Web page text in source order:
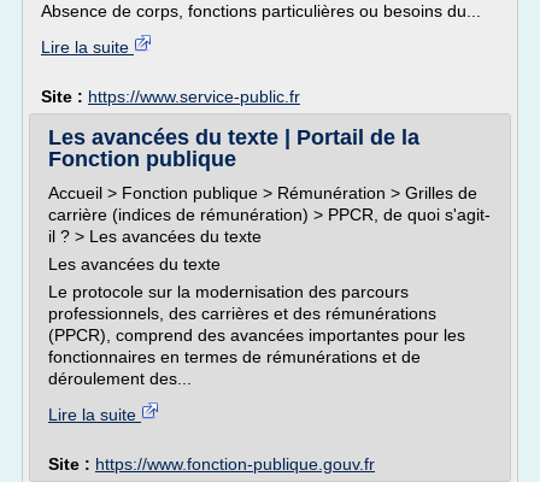
Absence de corps, fonctions particulières ou besoins du...
Lire la suite
Site : https://www.service-public.fr
Les avancées du texte | Portail de la
Fonction publique
Accueil > Fonction publique > Rémunération > Grilles de
carrière (indices de rémunération) > PPCR, de quoi s'agit-
il ? > Les avancées du texte
Les avancées du texte
Le protocole sur la modernisation des parcours
professionnels, des carrières et des rémunérations
(PPCR), comprend des avancées importantes pour les
fonctionnaires en termes de rémunérations et de
déroulement des...
Lire la suite
Site : https://www.fonction-publique.gouv.fr